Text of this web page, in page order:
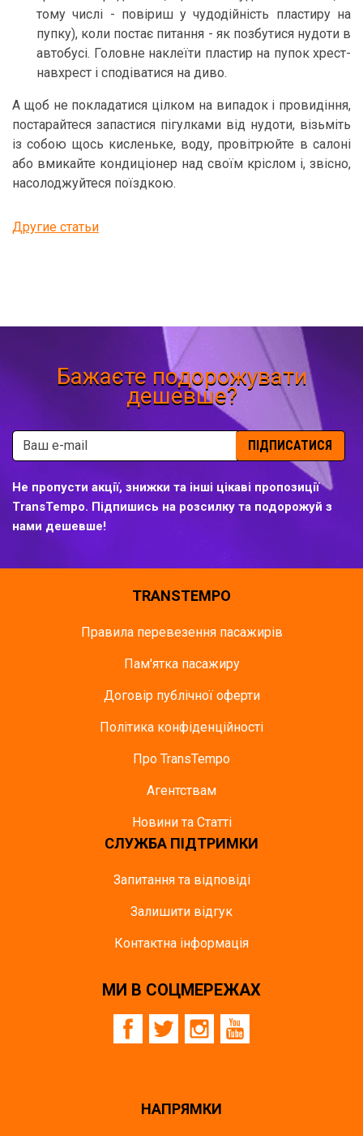
тому числі - повіриш у чудодійність пластиру на
пупку), коли постає питання - як позбутися нудоти в
автобусі. Головне наклеїти пластир на пупок хрест-
навхрест і сподіватися на диво.
А щоб не покладатися цілком на випадок і провидіння,
постарайтеся запастися пігулками від нудоти, візьміть
із собою щось кисленьке, воду, провітрюйте в салоні
або вмикайте кондиціонер над своїм кріслом і, звісно,
насолоджуйтеся поїздкою.
Другие статьи
Бажаєте подорожувати
дешевше?
ПІДПИСАТИСЯ
Не пропусти акції, знижки та інші цікаві пропозиції
TransTempo. Підпишись на розсилку та подорожуй з
нами дешевше!
TRANSTEMPO
Правила перевезення пасажирів
Пам'ятка пасажиру
Договір публічної оферти
Політика конфіденційності
Про TransTempo
Агентствам
Новини та Статті
СЛУЖБА ПІДТРИМКИ
Запитання та відповіді
Залишити відгук
Контактна інформація
МИ В СОЦМЕРЕЖАХ
НАПРЯМКИ